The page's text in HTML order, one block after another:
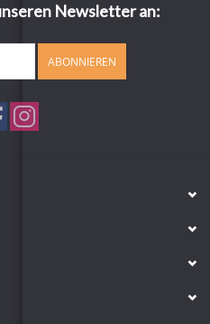
Newsletter an:
ABONNIEREN